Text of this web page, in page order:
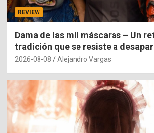
REVIEW
Dama de las mil máscaras – Un
tradición que se resiste a
2026-08-08 Alejandro Vargas